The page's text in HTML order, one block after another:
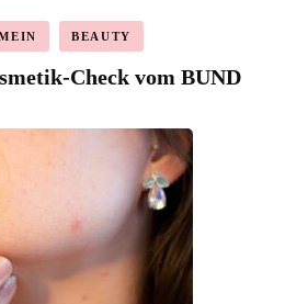
BEAUTY
Check vom BUND